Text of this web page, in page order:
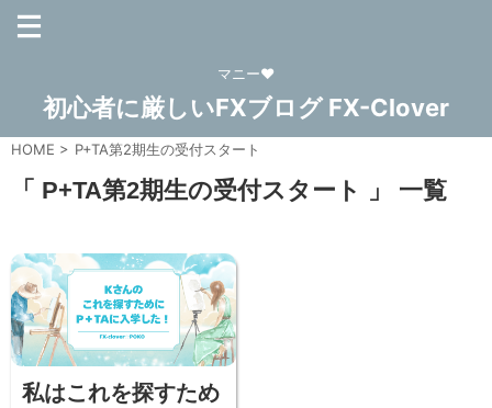
マニー❤
初心者に厳しいFXブログ FX-Clover
HOME > P+TA第2期生の受付スタート
「 P+TA第2期生の受付スタート 」 一覧
私はこれを探すため